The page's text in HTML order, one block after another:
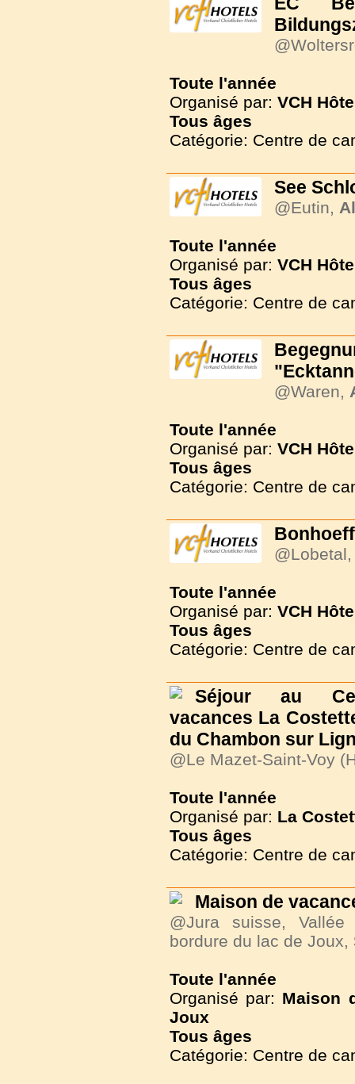
Toute l'année
Organisé par: VCH
Tous âges
Catégorie: Centre de
See
@Eutin,
Toute l'année
Organisé par: VCH
Tous âges
Catégorie: Centre de
@Waren,
Toute l'année
Organisé par: VCH
Tous âges
Catégorie: Centre de
Toute l'année
Organisé par: VCH
Tous âges
Catégorie: Centre de
Séjour au
vacances La
du Chambon sur
@Le Mazet-Saint-Voy
Toute l'année
Organisé par: La
Tous âges
Catégorie: Centre de
Maison de
@Jura suisse,
bordure du lac de Joux,
Toute l'année
Organisé par: Maison
Joux
Tous âges
Catégorie: Centre de